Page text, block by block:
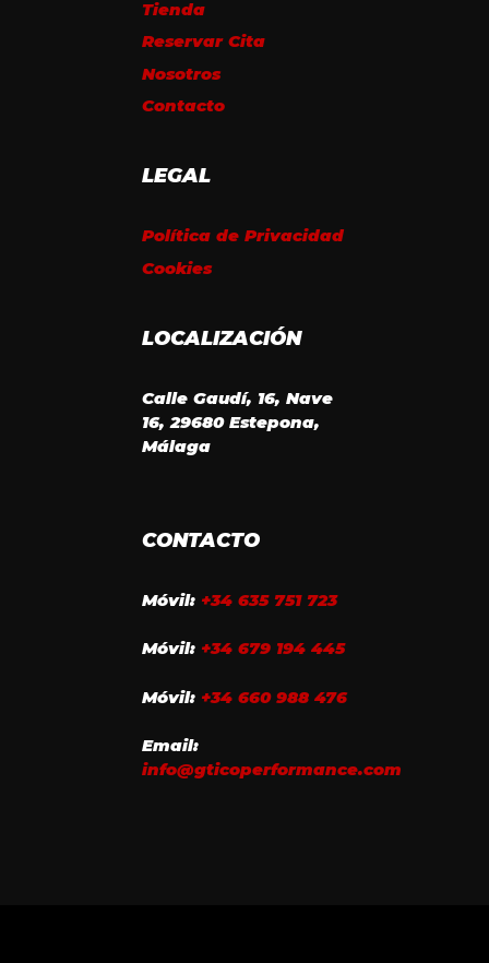
Tienda
Reservar Cita
Nosotros
Contacto
LEGAL
Política de Privacidad
Cookies
LOCALIZACIÓN
Calle Gaudí, 16, Nave
16, 29680 Estepona,
Málaga
CONTACTO
Móvil: +34 635 751 723
Móvil: +34 679 194 445
Móvil: +34 660 988 476
Email:
info@gticoperformance.com